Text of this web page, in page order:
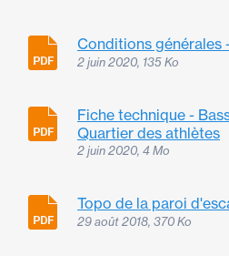
Conditions générales
2 juin 2020, 135 Ko
Fiche technique -
Quartier des athlètes
2 juin 2020, 4 Mo
Topo de la paroi
29 août 2018, 370 Ko